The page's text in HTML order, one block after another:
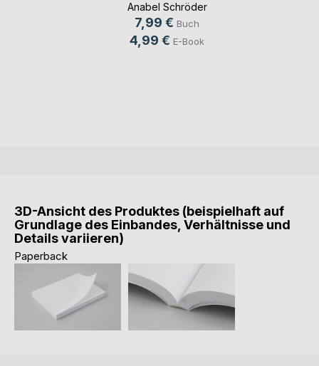
Anabel Schröder
7,99 € Buch
4,99 € E-Book
3D-Ansicht des Produktes (beispielhaft auf
Grundlage des Einbandes, Verhältnisse und
Details variieren)
Paperback